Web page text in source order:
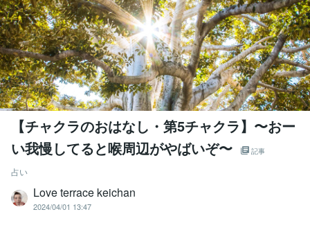
【チャクラのおはなし・第5チャクラ】〜おー
い我慢してると喉周辺がやばいぞ〜
記事
占い
Love terrace keichan
2024/04/01 13:47